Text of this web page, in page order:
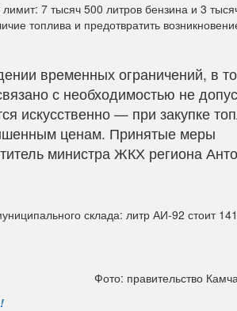
7 тысяч 500 литров бензина и 3
топлива и предотвратить
временных ограничений, в
с необходимостью не
искусственно — при закупке
ценам. Принятые меры
министра ЖКХ региона
склада: литр АИ-92 стоит
Фото: правительство